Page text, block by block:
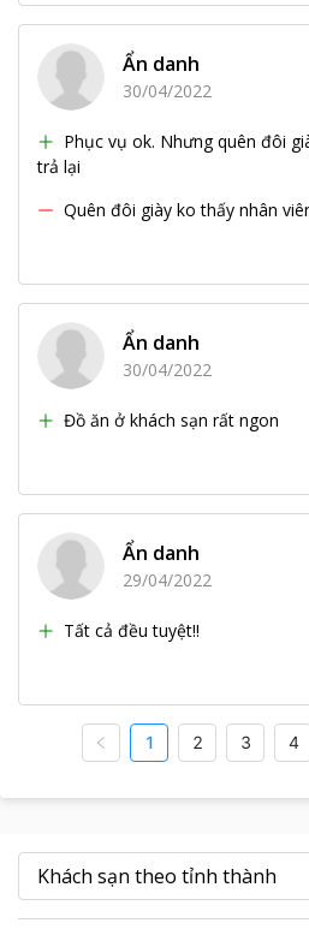
Ẩn danh
30/04/2022
Phục vụ ok. Nhưng quên đôi
trả lại
Quên đôi giày ko thấy nhân
Ẩn danh
30/04/2022
Đồ ăn ở khách sạn rất ngon
Ẩn danh
29/04/2022
Tất cả đều tuyệt!!
1 2 3 4